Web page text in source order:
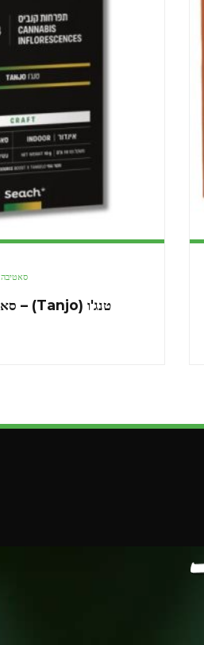
סאטיבה
טנג'ו (Tanjo) – סאטיבה T22/C4